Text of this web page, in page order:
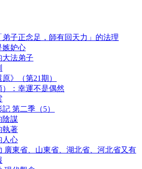
子正念足，師有回天力」的法理
嫉妒心
大法弟子
》（第21期）
：幸運不是偶然
第二季（5）
陰謀
執著
人心
廣東省、山東省、湖北省、河北省又有